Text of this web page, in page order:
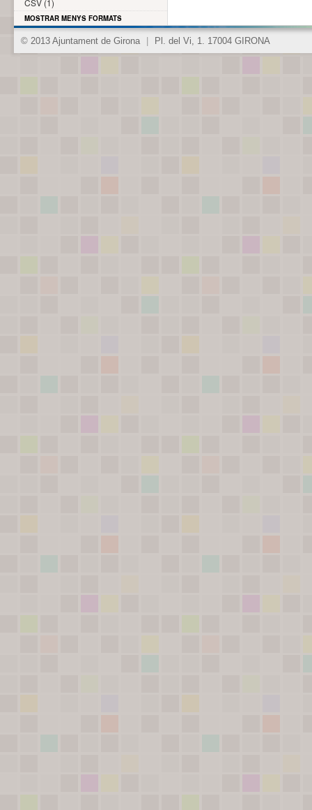
CSV (1)
MOSTRAR MENYS FORMATS
© 2013 Ajuntament de Girona Pl. del Vi, 1. 17004 GIRONA